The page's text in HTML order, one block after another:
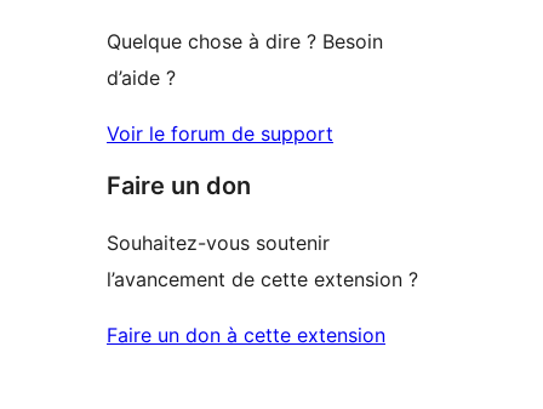
Quelque chose à dire ? Besoin
d’aide ?
Voir le forum de support
Faire un don
Souhaitez-vous soutenir
l’avancement de cette extension ?
Faire un don à cette extension